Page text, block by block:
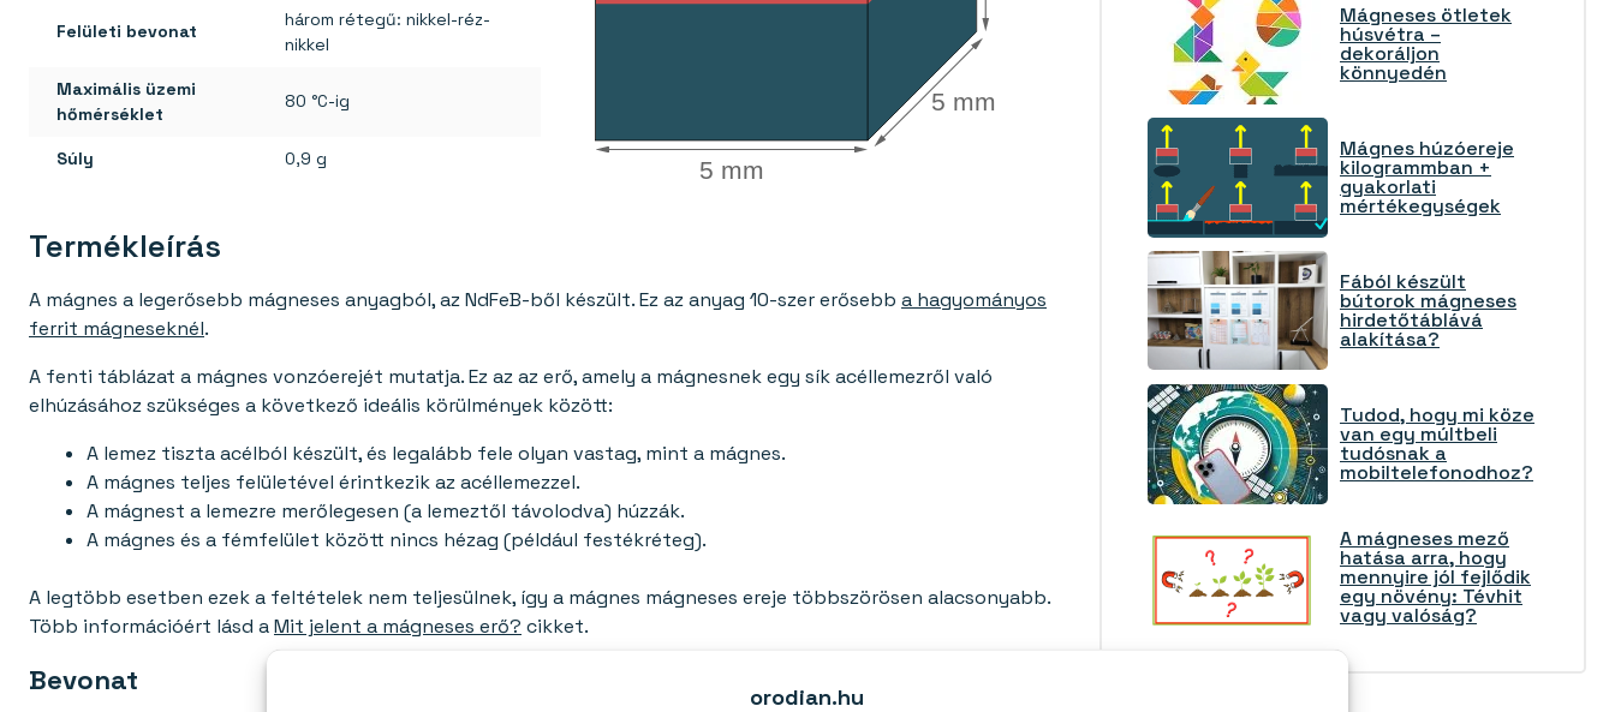
orodian.hu
Felületi bevonat
három rétegű: nikkel-réz-
nikkel
Maximális üzemi
hőmérséklet
80 °C-ig
Súly 0,9 g 5 mm
5 mm
Termékleírás
A mágnes a legerősebb mágneses anyagból, az NdFeB-ből készült. Ez az anyag 10-szer erősebb a hagyományos
ferrit mágneseknél.
A fenti táblázat a mágnes vonzóerejét mutatja. Ez az az erő, amely a mágnesnek egy sík acéllemezről való
elhúzásához szükséges a következő ideális körülmények között:
A lemez tiszta acélból készült, és legalább fele olyan vastag, mint a mágnes.
A mágnes teljes felületével érintkezik az acéllemezzel.
A mágnest a lemezre merőlegesen (a lemeztől távolodva) húzzák.
A mágnes és a fémfelület között nincs hézag (például festékréteg).
A legtöbb esetben ezek a feltételek nem teljesülnek, így a mágnes mágneses ereje többszörösen alacsonyabb.
Több információért lásd aMit jelent a mágneses erő? cikket.
Bevonat
Mágneses ötletek
húsvétra –
dekoráljon
könnyedén
Mágnes húzóereje
kilogrammban +
gyakorlati
mértékegységek
Fából készült
bútorok mágneses
hirdetőtáblává
alakítása?
Tudod, hogy mi köze
van egy múltbeli
tudósnak a
mobiltelefonodhoz?
A mágneses mező
hatása arra, hogy
mennyire jól fejlődik
egy növény: Tévhit
vagy valóság?